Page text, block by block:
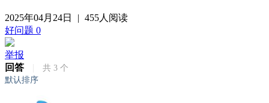
2025年04月24日 | 455人阅读
好问题 0
举报
回答
共 3 个
默认排序